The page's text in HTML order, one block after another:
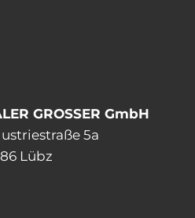
GROSSER GmbH
5a
Lübz